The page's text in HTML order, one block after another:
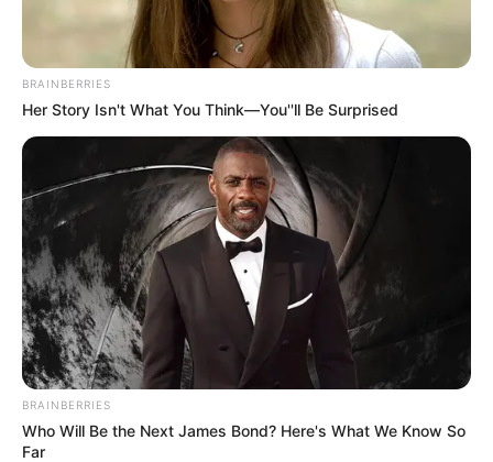
BRAINBERRIES
Her Story Isn't What You Think—You''ll Be Surprised
BRAINBERRIES
Who Will Be the Next James Bond? Here's What We Know So
Far